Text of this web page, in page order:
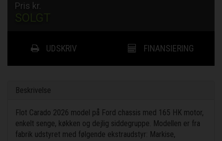
Pris kr.
SOLGT
UDSKRIV FINANSIERING
Beskrivelse
Flot Carado 2026 model på Ford chassis med 165 HK motor,
enkelt senge, køkken og dejlig siddegruppe. Modellen er fra
fabrik udstyret med følgende ekstraudstyr: Markise,